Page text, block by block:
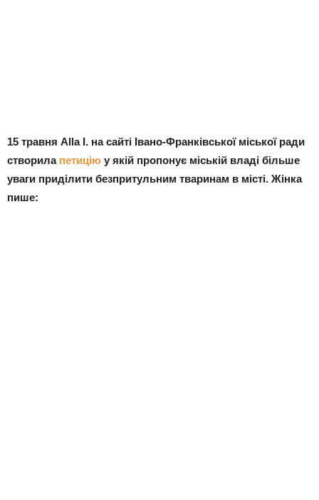
15 травня Alla I. на сайті Івано-Франківської міської ради
створила петицію у якій пропонує міській владі більше
уваги приділити безпритульним тваринам в місті. Жінка
пише: